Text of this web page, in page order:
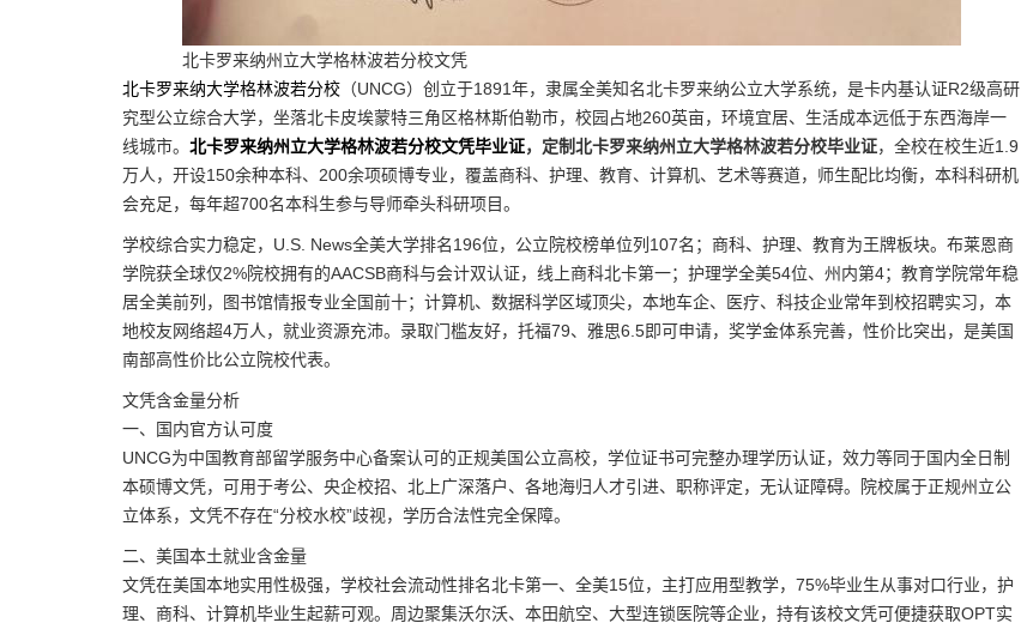
北卡罗来纳州立大学格林波若分校文凭
北卡罗来纳大学格林波若分校 （UNCG）创立于1891年，隶属全美知名北卡罗来纳公立大学系统，是卡内基认证R2级高研
究型公立综合大学，坐落北卡皮埃蒙特三角区格林斯伯勒市，校园占地260英亩，环境宜居、生活成本远低于东西海岸一
线城市。 北卡罗来纳州立大学格林波若分校文凭毕业证，定制北卡罗来纳州立大学格林波若分校毕业证，全校在校生近1.9
万人，开设150余种本科、200余项硕博专业，覆盖商科、护理、教育、计算机、艺术等赛道，师生配比均衡，本科科研机
会充足，每年超700名本科生参与导师牵头科研项目。
学校综合实力稳定，U.S. News全美大学排名196位，公立院校榜单位列107名；商科、护理、教育为王牌板块。布莱恩商
学院获全球仅2%院校拥有的AACSB商科与会计双认证，线上商科北卡第一；护理学全美54位、州内第4；教育学院常年稳
居全美前列，图书馆情报专业全国前十；计算机、数据科学区域顶尖，本地车企、医疗、科技企业常年到校招聘实习，本
地校友网络超4万人，就业资源充沛。录取门槛友好，托福79、雅思6.5即可申请，奖学金体系完善，性价比突出，是美国
南部高性价比公立院校代表。
文凭含金量分析
一、国内官方认可度
UNCG为中国教育部留学服务中心备案认可的正规美国公立高校，学位证书可完整办理学历认证，效力等同于国内全日制
本硕博文凭，可用于考公、央企校招、北上广深落户、各地海归人才引进、职称评定，无认证障碍。院校属于正规州立公
立体系，文凭不存在“分校水校”歧视，学历合法性完全保障。
二、美国本土就业含金量
文凭在美国本地实用性极强，学校社会流动性排名北卡第一、全美15位，主打应用型教学，75%毕业生从事对口行业，护
理、商科、计算机毕业生起薪可观。周边聚集沃尔沃、本田航空、大型连锁医院等企业，持有该校文凭可便捷获取OPT实